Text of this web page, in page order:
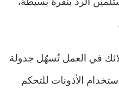
الرد بنقرة بسيطة،
في العمل تُسهّل جدولة
الأذونات للتحكم